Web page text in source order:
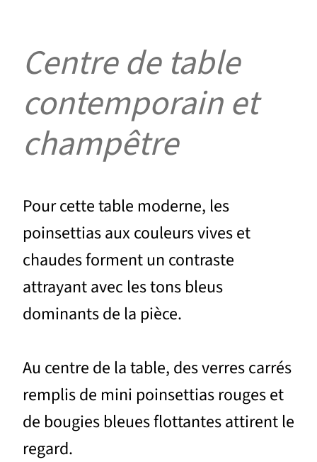
Centre de table
contemporain et
champêtre
Pour cette table moderne, les
poinsettias aux couleurs vives et
chaudes forment un contraste
attrayant avec les tons bleus
dominants de la pièce.
Au centre de la table, des verres carrés
remplis de mini poinsettias rouges et
de bougies bleues flottantes attirent le
regard.